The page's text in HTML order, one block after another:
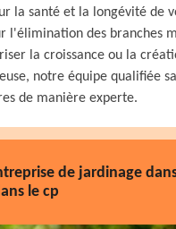
la santé et la longévité de
l'élimination des branches
la croissance ou la
notre équipe qualifiée
de manière experte.
de jardinage
le cp